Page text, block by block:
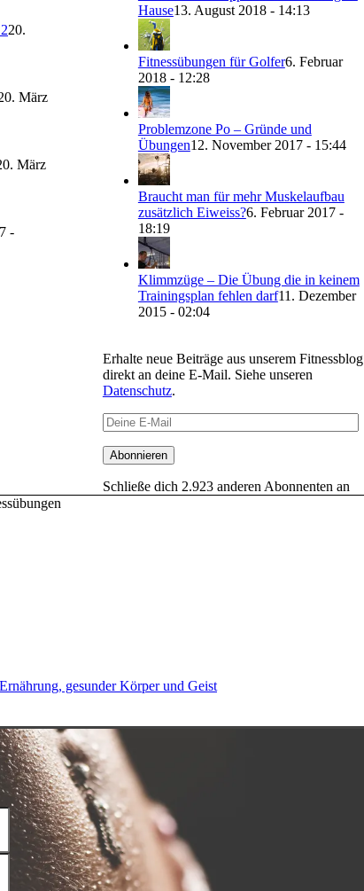
20.
März
März
-
Hause13. August 2018 - 14:13
Fitnessübungen für Golfer6. Februar
2018 - 12:28
Problemzone Po – Gründe und
Übungen12. November 2017 - 15:44
Braucht man für mehr Muskelaufbau
zusätzlich Eiweiss?6. Februar 2017 -
18:19
Klimmzüge – Die Übung die in keinem
Trainingsplan fehlen darf11. Dezember
2015 - 02:04
Erhalte neue Beiträge aus unserem Fitnessblog
direkt an deine E-Mail. Siehe unseren
Datenschutz.
Deine
E-
Mail
Abonnieren
Schließe dich 2.923 anderen Abonnenten an
gesunder Körper und Geist